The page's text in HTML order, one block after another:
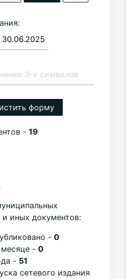
форму
- 19
и иных документов:
- 0
- 0
- 51
сетевого издания